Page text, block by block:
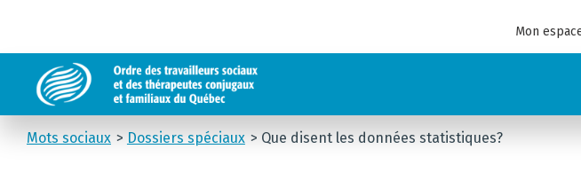
Mon
Mots sociaux Dossiers spéciaux Que disent les données statistiques?